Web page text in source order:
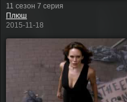
11 сезон 7 серия
Плюш
2015-11-18